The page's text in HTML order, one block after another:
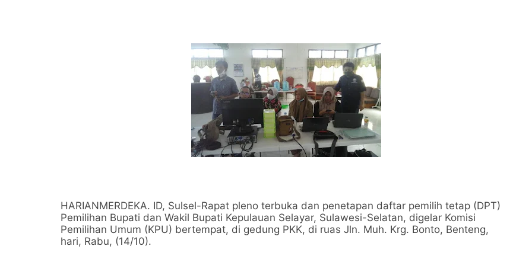
HARIANMERDEKA. ID, Sulsel-Rapat pleno terbuka dan penetapan daftar pemilih tetap (DPT)
Pemilihan Bupati dan Wakil Bupati Kepulauan Selayar, Sulawesi-Selatan, digelar Komisi
Pemilihan Umum (KPU) bertempat, di gedung PKK, di ruas Jln. Muh. Krg. Bonto, Benteng,
hari, Rabu, (14/10).